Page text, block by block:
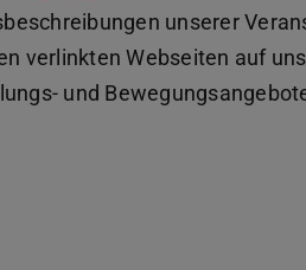
unserer
verlinkten Webseiten auf
und